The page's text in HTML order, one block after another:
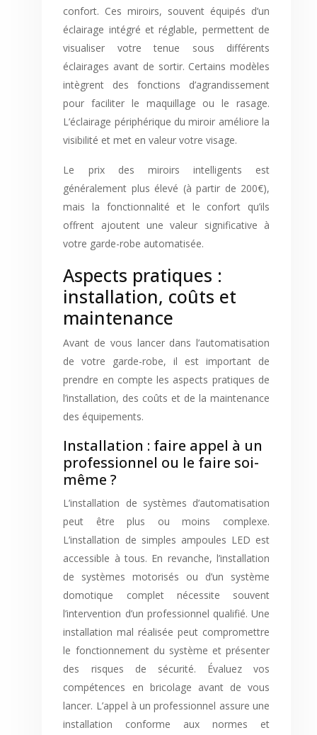
confort. Ces miroirs, souvent équipés d’un
éclairage intégré et réglable, permettent de
visualiser votre tenue sous différents
éclairages avant de sortir. Certains modèles
intègrent des fonctions d’agrandissement
pour faciliter le maquillage ou le rasage.
L’éclairage périphérique du miroir améliore la
visibilité et met en valeur votre visage.
Le prix des miroirs intelligents est
généralement plus élevé (à partir de 200€),
mais la fonctionnalité et le confort qu’ils
offrent ajoutent une valeur significative à
votre garde-robe automatisée.
Aspects pratiques :
installation, coûts et
maintenance
Avant de vous lancer dans l’automatisation
de votre garde-robe, il est important de
prendre en compte les aspects pratiques de
l’installation, des coûts et de la maintenance
des équipements.
Installation : faire appel à un
professionnel ou le faire soi-
même ?
L’installation de systèmes d’automatisation
peut être plus ou moins complexe.
L’installation de simples ampoules LED est
accessible à tous. En revanche, l’installation
de systèmes motorisés ou d’un système
domotique complet nécessite souvent
l’intervention d’un professionnel qualifié. Une
installation mal réalisée peut compromettre
le fonctionnement du système et présenter
des risques de sécurité. Évaluez vos
compétences en bricolage avant de vous
lancer. L’appel à un professionnel assure une
installation conforme aux normes et